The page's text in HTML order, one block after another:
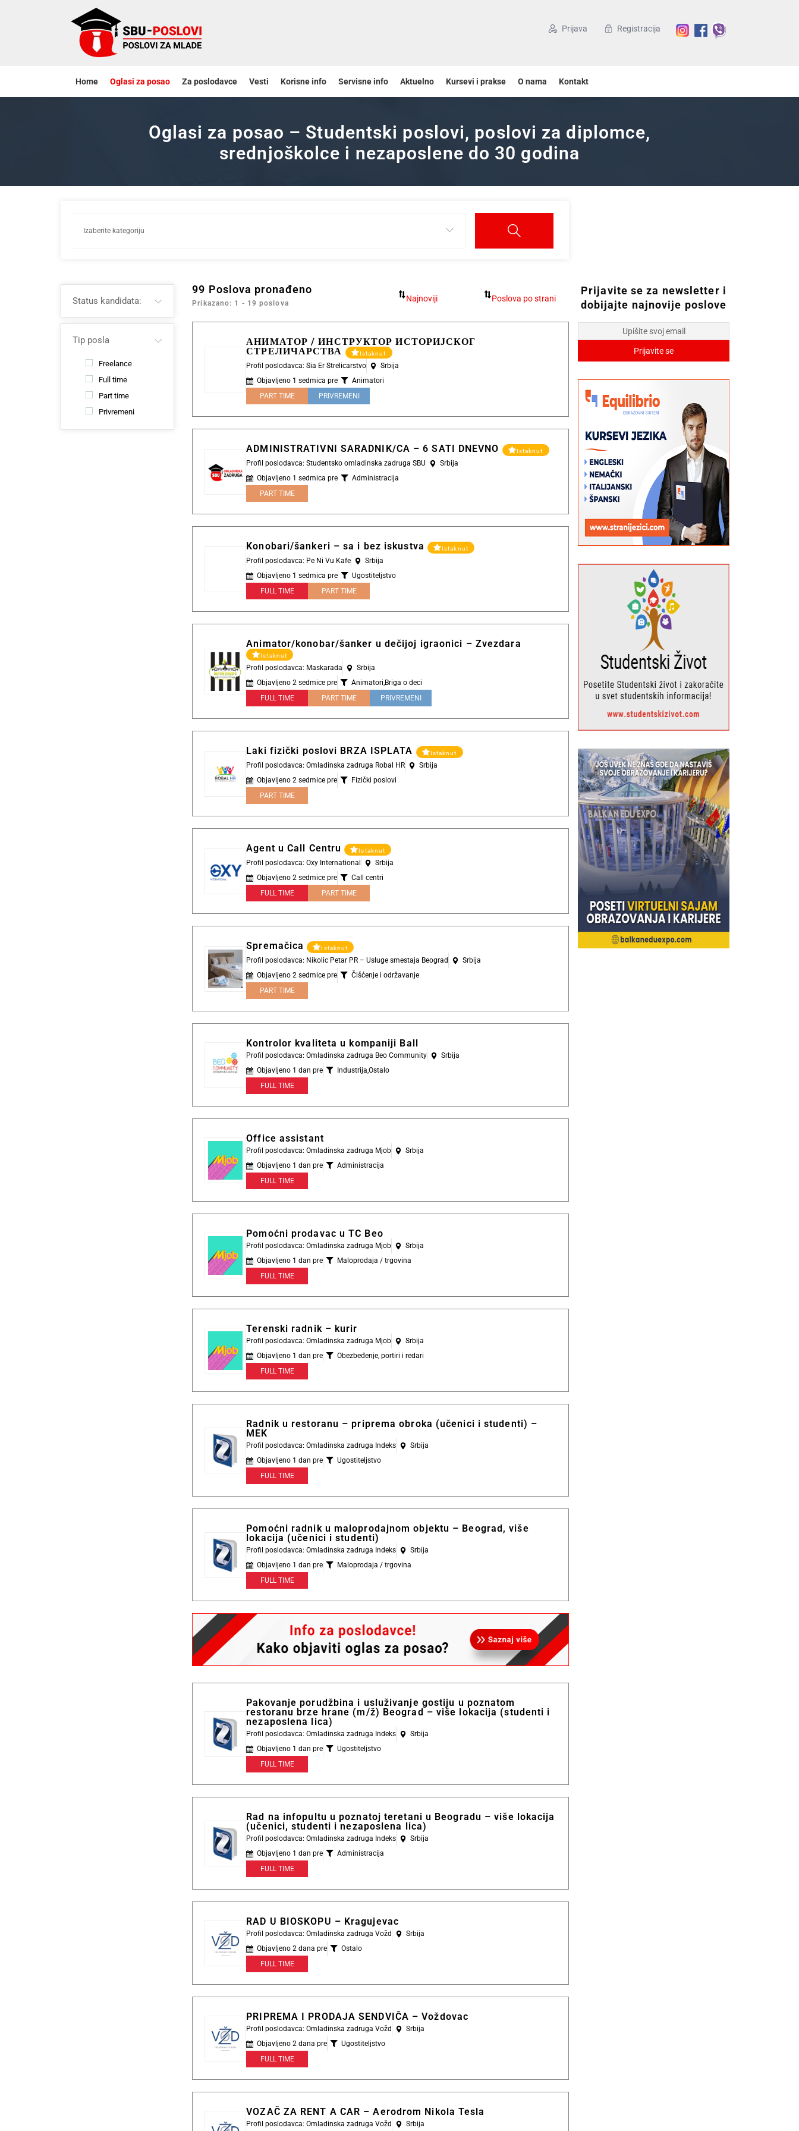
Prijava Registracija
Home Oglasi za posao Za poslodavce Vesti Korisne info Servisne info Aktuelno Kursevi i prakse O nama Kontakt
Oglasi za posao – Studentski poslovi, poslovi za diplomce,
srednjoškolce i nezaposlene do 30 godina
Status kandidata:
Tip posla
Freelance
Full time
Part time
Privremeni
99 Poslova pronađeno
Prikazano: 1 - 19 poslova
АНИМАТОР / ИНСТРУКТОР ИСТОРИЈСКОГ
СТРЕЛИЧАРСТВА
Istaknut
Profil poslodavca: Sia Er Strelicarstvo
Srbija
Objavljeno 1 sedmica pre
Animatori
PART TIME
PRIVREMENI
ADMINISTRATIVNI SARADNIK/CA – 6 SATI DNEVNO Istaknut
Profil poslodavca: Studentsko omladinska zadruga SBU
Srbija
Objavljeno 1 sedmica pre
Administracija
PART TIME
Konobari/šankeri – sa i bez iskustva Istaknut
Profil poslodavca: Pe Ni Vu Kafe
Srbija
Objavljeno 1 sedmica pre
Ugostiteljstvo
FULL TIME
PART TIME
Animator/konobar/šanker u dečijoj igraonici – Zvezdara
Istaknut
Profil poslodavca: Maskarada
Srbija
Objavljeno 2 sedmice pre
Animatori,Briga o deci
FULL TIME
PART TIME PRIVREMENI
Laki fizički poslovi BRZA ISPLATA Istaknut
Profil poslodavca: Omladinska zadruga Robal HR
Srbija
Objavljeno 2 sedmice pre
Fizički poslovi
PART TIME
Agent u Call Centru Istaknut
Profil poslodavca: Oxy International
Srbija
Objavljeno 2 sedmice pre
Call centri
FULL TIME
PART TIME
Spremačica Istaknut
Profil poslodavca: Nikolic Petar PR – Usluge smestaja Beograd
Srbija
Objavljeno 2 sedmice pre
Čišćenje i održavanje
PART TIME
Kontrolor kvaliteta u kompaniji Ball
Profil poslodavca: Omladinska zadruga Beo Community
Srbija
Objavljeno 1 dan pre
Industrija,Ostalo
FULL TIME
Office assistant
Profil poslodavca: Omladinska zadruga Mjob
Srbija
Objavljeno 1 dan pre
Administracija
FULL TIME
Pomoćni prodavac u TC Beo
Profil poslodavca: Omladinska zadruga Mjob
Srbija
Objavljeno 1 dan pre
Maloprodaja / trgovina
FULL TIME
Terenski radnik – kurir
Profil poslodavca: Omladinska zadruga Mjob
Srbija
Objavljeno 1 dan pre
Obezbeđenje, portiri i redari
FULL TIME
Radnik u restoranu – priprema obroka (učenici i studenti) –
MEK
Profil poslodavca: Omladinska zadruga Indeks
Srbija
Objavljeno 1 dan pre
Ugostiteljstvo
FULL TIME
Pomoćni radnik u maloprodajnom objektu – Beograd, više
lokacija (učenici i studenti)
Profil poslodavca: Omladinska zadruga Indeks
Srbija
Objavljeno 1 dan pre
Maloprodaja / trgovina
FULL TIME
Pakovanje porudžbina i usluživanje gostiju u poznatom
restoranu brze hrane (m/ž) Beograd – više lokacija (studenti i
nezaposlena lica)
Profil poslodavca: Omladinska zadruga Indeks
Srbija
Objavljeno 1 dan pre
Ugostiteljstvo
FULL TIME
Rad na infopultu u poznatoj teretani u Beogradu – više lokacija
(učenici, studenti i nezaposlena lica)
Profil poslodavca: Omladinska zadruga Indeks
Srbija
Objavljeno 1 dan pre
Administracija
FULL TIME
RAD U BIOSKOPU – Kragujevac
Profil poslodavca: Omladinska zadruga Vožd
Srbija
Objavljeno 2 dana pre
Ostalo
FULL TIME
PRIPREMA I PRODAJA SENDVIČA – Voždovac
Profil poslodavca: Omladinska zadruga Vožd
Srbija
Objavljeno 2 dana pre
Ugostiteljstvo
FULL TIME
VOZAČ ZA RENT A CAR – Aerodrom Nikola Tesla
Profil poslodavca: Omladinska zadruga Vožd Srbija
Prijavite se za newsletter i
dobijajte najnovije poslove